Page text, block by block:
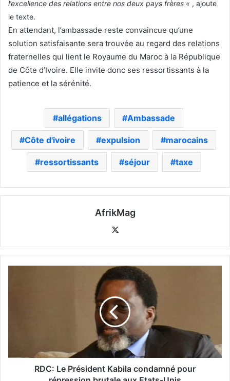
l’excellence des relations entre nos deux pays frères « , ajoute
le texte.
En attendant, l’ambassade reste convaincue qu’une
solution satisfaisante sera trouvée au regard des relations
fraternelles qui lient le Royaume du Maroc à la République
de Côte d’Ivoire. Elle invite donc ses ressortissants à la
patience et la sérénité.
allégations Ambassade
Côte d'ivoire expulsion marocains
ressortissants séjour taxe
AfrikMag
RDC: Le Président Kabila condamné pour